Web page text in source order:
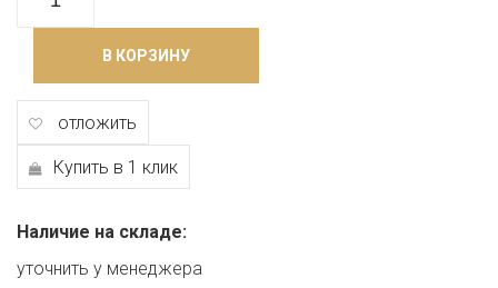
В КОРЗИНУ
отложить
Купить в 1 клик
Наличие на складе:
уточнить у менеджера